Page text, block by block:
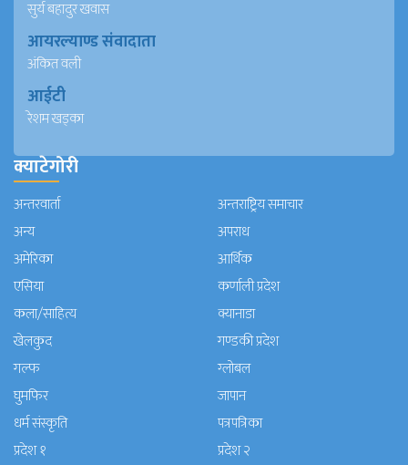
सुर्य बहादुर खवास
आयरल्याण्ड संवादाता
अंकित वली
आईटी
रेशम खड्का
क्याटेगोरी
अन्तरवार्ता
अन्तराष्ट्रिय समाचार
अन्य
अपराध
अमेरिका
आर्थिक
एसिया
कर्णाली प्रदेश
कला/साहित्य
क्यानाडा
खेलकुद
गण्डकी प्रदेश
गल्फ
ग्लोबल
घुमफिर
जापान
धर्म संस्कृति
पत्रपत्रिका
प्रदेश १
प्रदेश २